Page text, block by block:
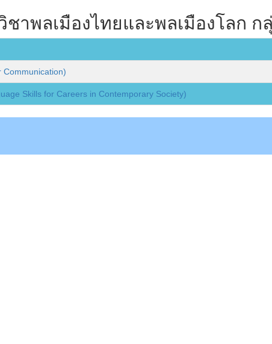
ชาพลเมืองไทยและพลเมืองโลก ก
Skills for Careers in Contemporary Society)